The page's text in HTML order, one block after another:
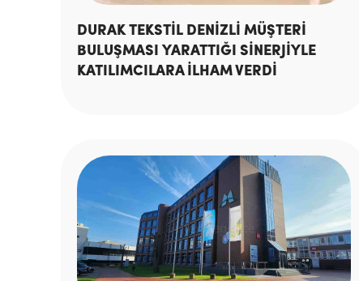
DURAK TEKSTİL DENİZLİ MÜŞTERİ
BULUŞMASI YARATTIĞI SİNERJİYLE
KATILIMCILARA İLHAM VERDİ